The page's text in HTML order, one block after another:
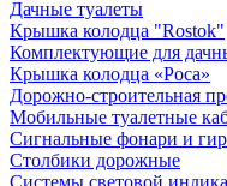
Дачные туалеты
Крышка колодца "Rostok"
Комплектующие для
Крышка колодца «Роса»
Дорожно-строительная
Мобильные туалетные
Сигнальные фонари и
Столбики дорожные
Системы световой